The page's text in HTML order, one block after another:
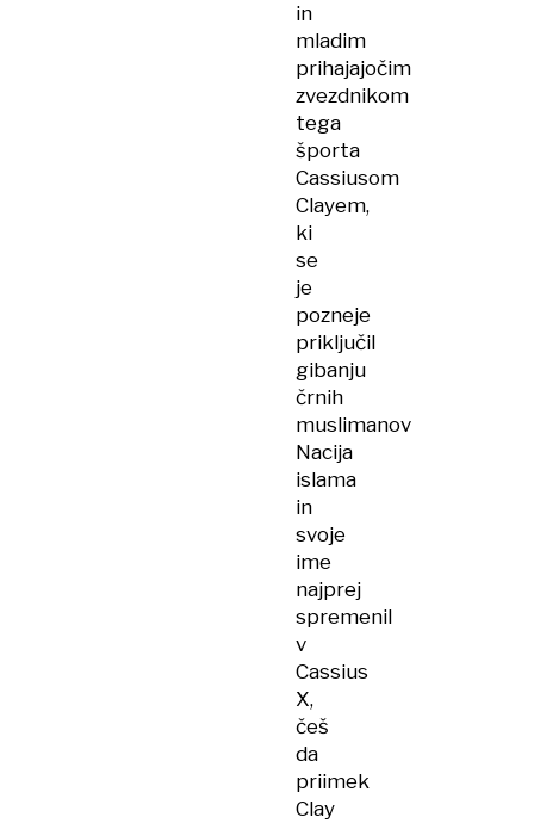
in
mladim
prihajajočim
zvezdnikom
tega
športa
Cassiusom
Clayem,
ki
se
je
pozneje
priključil
gibanju
črnih
muslimanov
Nacija
islama
in
svoje
ime
najprej
spremenil
v
Cassius
X,
češ
da
priimek
Clay